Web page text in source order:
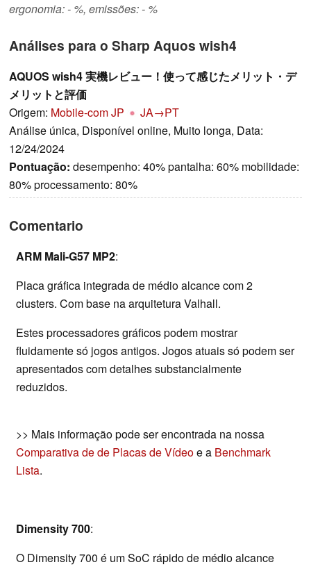
ergonomia: - %, emissões: - %
Análises para o Sharp Aquos wish4
AQUOS wish4 実機レビュー！使って感じたメリット・デ
メリットと評価
Origem: Mobile-com JP
JA→PT
Análise única, Disponível online, Muito longa, Data:
12/24/2024
Pontuação: desempenho: 40% pantalha: 60% mobilidade:
80% processamento: 80%
Comentario
ARM Mali-G57 MP2:
Placa gráfica integrada de médio alcance com 2
clusters. Com base na arquitetura Valhall.
Estes processadores gráficos podem mostrar
fluidamente só jogos antigos. Jogos atuais só podem ser
apresentados com detalhes substancialmente
reduzidos.
>> Mais informação pode ser encontrada na nossa
Comparativa de de Placas de Vídeoe a Benchmark
Lista.
Dimensity 700:
O Dimensity 700 é um SoC rápido de médio alcance